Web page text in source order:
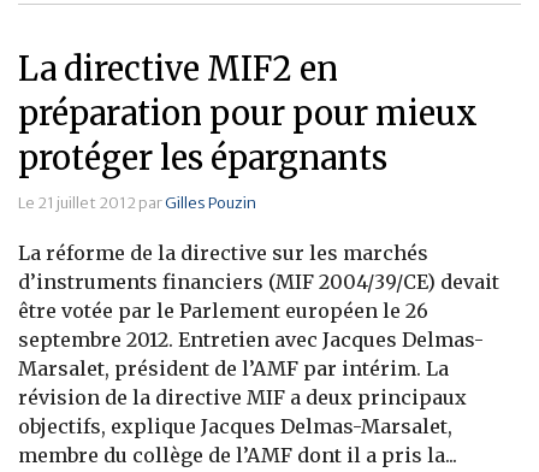
La directive MIF2 en
préparation pour pour mieux
protéger les épargnants
Le 21 juillet 2012 parGilles Pouzin
La réforme de la directive sur les marchés
d’instruments financiers (MIF 2004/39/CE) devait
être votée par le Parlement européen le 26
septembre 2012. Entretien avec Jacques Delmas-
Marsalet, président de l’AMF par intérim. La
révision de la directive MIF a deux principaux
objectifs, explique Jacques Delmas-Marsalet,
membre du collège de l’AMF dont il a pris la...